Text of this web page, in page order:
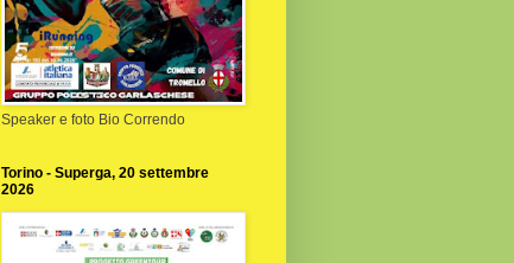
Speaker e foto Bio Correndo
Torino - Superga, 20 settembre
2026